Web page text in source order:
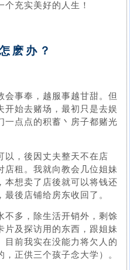
充实美好的人生！
麽办？
会事奉，越服事越甘甜。但
开始去赌场，最初只是去娱
一点点的积蓄丶房子都赌光
以，後因丈夫整天不在店
店租。我就向教会几位姐妹
本想卖了店後就可以将钱还
後店铺给房东收回了。
不多，除生活开销外，剩馀
片及探访用的东西，跟姐妹
目前我实在没能力将欠人的
正供三个孩子念大学）。